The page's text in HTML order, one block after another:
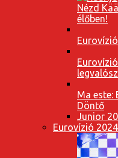
Nézd
élőben!
Ma este:
Döntő
Junior
Eurovízió 2024